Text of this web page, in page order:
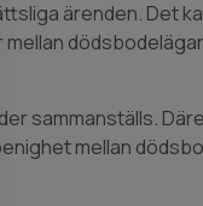
ärenden. Det
sammanställs.
mellan